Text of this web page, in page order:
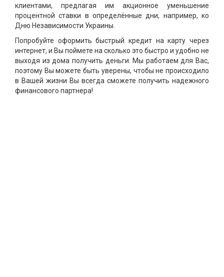
клиентами, предлагая им акционное уменьшение
процентной ставки в определённые дни, например, ко
Дню Независимости Украины.
Попробуйте оформить быстрый кредит на карту через
интернет, и Вы поймете на сколько это быстро и удобно не
выходя из дома получить деньги. Мы работаем для Вас,
поэтому Вы можете быть уверены, чтобы не происходило
в Вашей жизни Вы всегда сможете получить надежного
финансового партнера!